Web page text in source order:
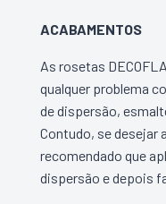
ACABAMENTOS
As rosetas
qualquer problema
de dispersão,
Contudo, se desejar
recomendado que
dispersão e depois